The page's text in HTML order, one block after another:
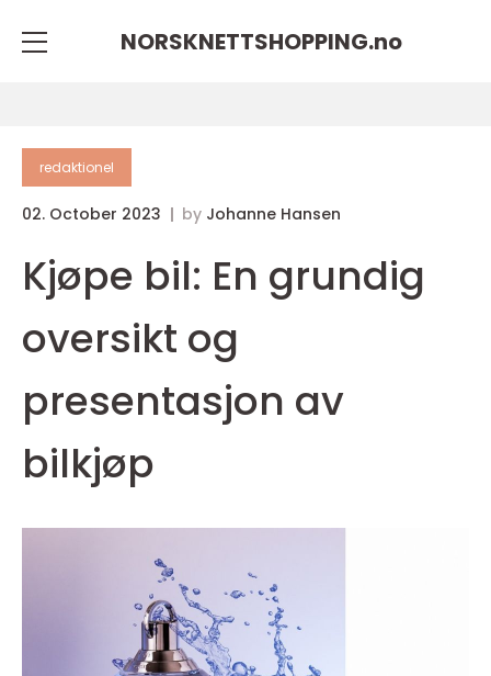
NORSKNETTSHOPPING.no
redaktionel
02. October 2023 by Johanne Hansen
Kjøpe bil: En grundig
oversikt og
presentasjon av
bilkjøp